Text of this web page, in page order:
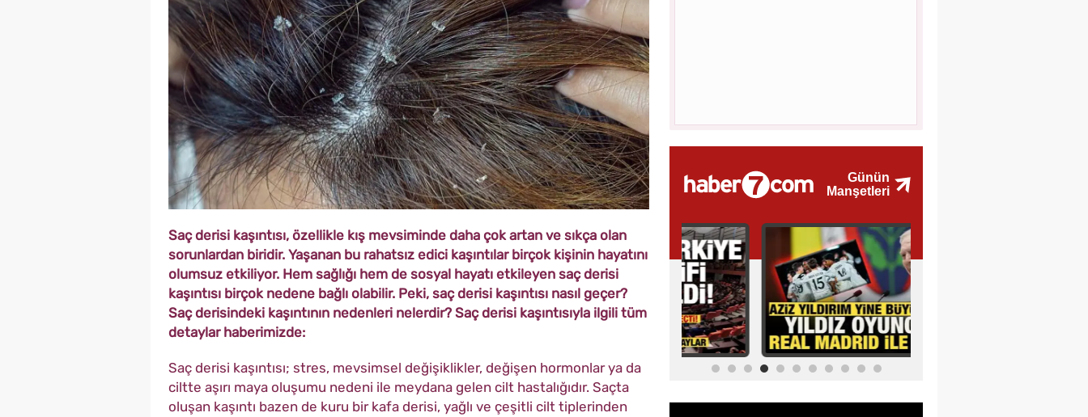
Saç derisi kaşıntısı, özellikle kış mevsiminde daha çok artan ve sıkça olan
sorunlardan biridir. Yaşanan bu rahatsız edici kaşıntılar birçok kişinin hayatını
olumsuz etkiliyor. Hem sağlığı hem de sosyal hayatı etkileyen saç derisi
kaşıntısı birçok nedene bağlı olabilir. Peki, saç derisi kaşıntısı nasıl geçer?
Saç derisindeki kaşıntının nedenleri nelerdir? Saç derisi kaşıntısıyla ilgili tüm
detaylar haberimizde:
Saç derisi kaşıntısı; stres, mevsimsel değişiklikler, değişen hormonlar ya da
ciltte aşırı maya oluşumu nedeni ile meydana gelen cilt hastalığıdır. Saçta
oluşan kaşıntı bazen de kuru bir kafa derisi, yağlı ve çeşitli cilt tiplerinden